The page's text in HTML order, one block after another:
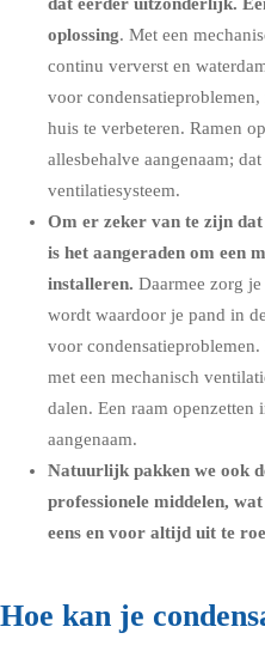
oplossing. Met een
continu ververst en
voor
huis te verbeteren. Ramen
allesbehalve aangenaam;
ventilatiesysteem.
Om er zeker van te zijn
is het aangeraden om een
installeren. Daarmee zorg
wordt waardoor je pand in
voor
met een mechanisch
dalen. Een raam openzetten
aangenaam.
Natuurlijk pakken we ook
professionele middelen,
eens en voor altijd uit te
Hoe kan je